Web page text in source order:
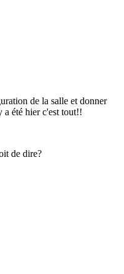
de la salle et donner
a été hier c'est tout!!
de dire?